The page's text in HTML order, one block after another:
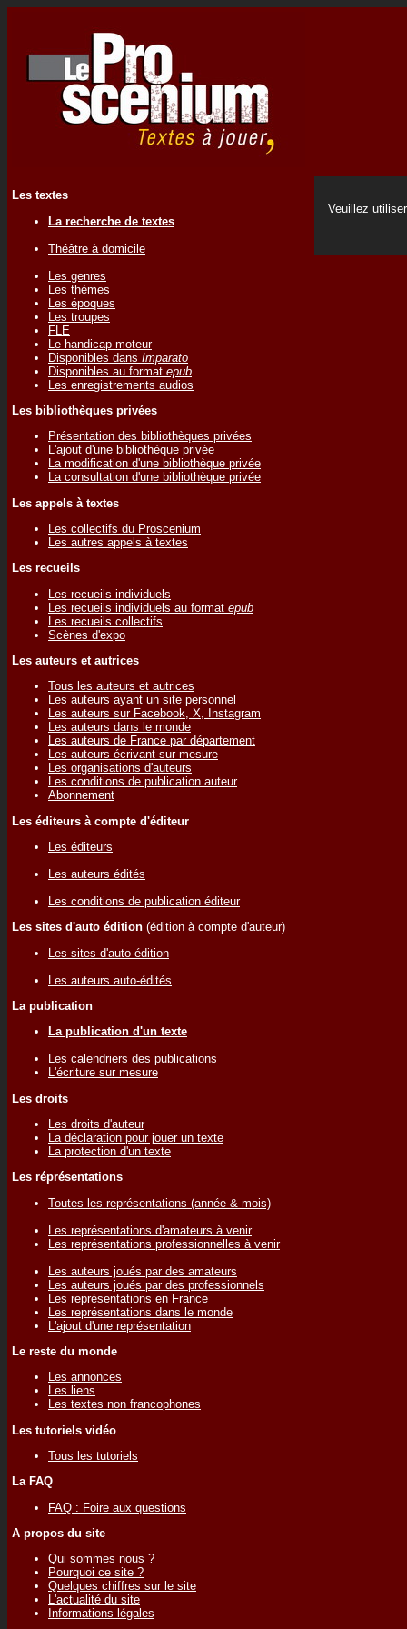
Les textes
La recherche de textes
Théâtre à domicile
Les genres
Les thèmes
Les époques
Les troupes
FLE
Le handicap moteur
Disponibles dans Imparato
Disponibles au format epub
Les enregistrements audios
Les bibliothèques privées
Présentation des bibliothèques privées
L'ajout d'une bibliothèque privée
La modification d'une bibliothèque privée
La consultation d'une bibliothèque privée
Les appels à textes
Les collectifs du Proscenium
Les autres appels à textes
Les recueils
Les recueils individuels
Les recueils individuels au format epub
Les recueils collectifs
Scènes d'expo
Les auteurs et autrices
Tous les auteurs et autrices
Les auteurs ayant un site personnel
Les auteurs sur Facebook, X, Instagram
Les auteurs dans le monde
Les auteurs de France par département
Les auteurs écrivant sur mesure
Les organisations d'auteurs
Les conditions de publication auteur
Abonnement
Les éditeurs à compte d'éditeur
Les éditeurs
Les auteurs édités
Les conditions de publication éditeur
Les sites d'auto édition (édition à compte d'auteur)
Les sites d'auto-édition
Les auteurs auto-édités
La publication
La publication d'un texte
Les calendriers des publications
L'écriture sur mesure
Les droits
Les droits d'auteur
La déclaration pour jouer un texte
La protection d'un texte
Les réprésentations
Toutes les représentations (année & mois)
Les représentations d'amateurs à venir
Les représentations professionnelles à venir
Les auteurs joués par des amateurs
Les auteurs joués par des professionnels
Les représentations en France
Les représentations dans le monde
L'ajout d'une représentation
Le reste du monde
Les annonces
Les liens
Les textes non francophones
Les tutoriels vidéo
Tous les tutoriels
La FAQ
FAQ : Foire aux questions
A propos du site
Qui sommes nous ?
Pourquoi ce site ?
Quelques chiffres sur le site
L'actualité du site
Informations légales
Veuillez